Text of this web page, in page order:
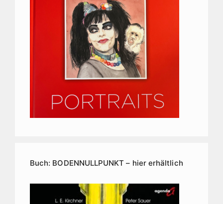
Buch: BODENNULLPUNKT – hier erhältlich